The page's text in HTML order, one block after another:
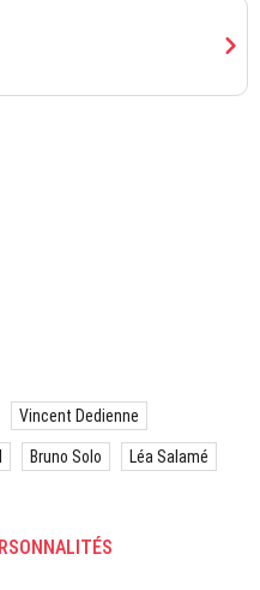
chevron_right
Vincent Dedienne
Bruno Solo Léa Salamé